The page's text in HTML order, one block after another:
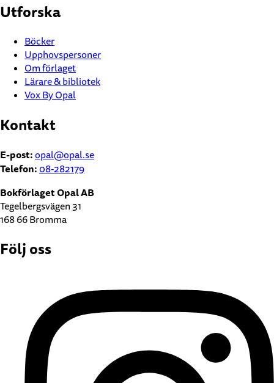
Utforska
Böcker
Upphovspersoner
Om förlaget
Lärare & bibliotek
Vox By Opal
Kontakt
E-post:opal@opal.se
Telefon:08-282179
Bokförlaget Opal AB
Tegelbergsvägen 31
168 66 Bromma
Följ oss